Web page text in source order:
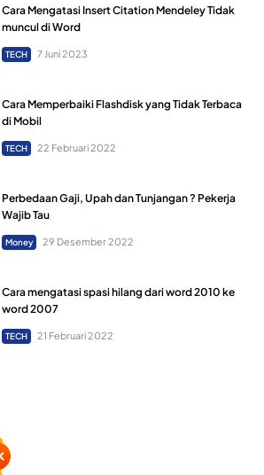
Cara Mengatasi Insert Citation Mendeley Tidak
muncul di Word
TECH 7 Juni 2023
Cara Memperbaiki Flashdisk yang Tidak Terbaca
di Mobil
TECH 22 Februari 2022
Perbedaan Gaji, Upah dan Tunjangan ? Pekerja
Wajib Tau
Money 29 Desember 2022
Cara mengatasi spasi hilang dari word 2010 ke
word 2007
TECH 21 Februari 2022